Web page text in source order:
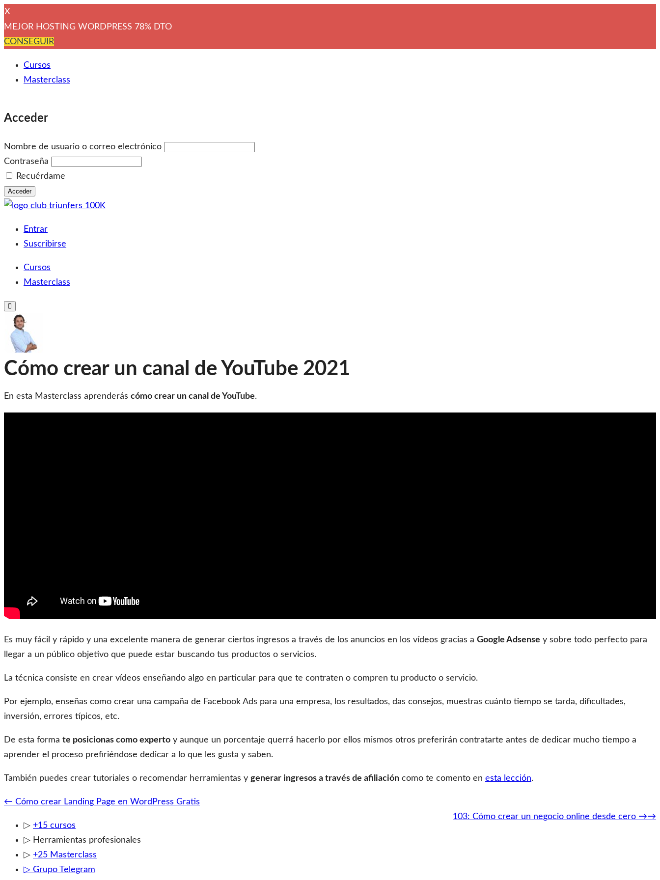
X
MEJOR HOSTING WORDPRESS 78% DTO
CONSEGUIR
Cursos
Masterclass
Acceder
Nombre de usuario o correo electrónico
Contraseña
Recuérdame
Acceder
Saltar
contenido
Club Triunfers
Club de Emprendedores Online
Entrar
Suscribirse
Cursos
Masterclass
Toggle
Mobile
Menu
Cómo crear un canal de YouTube 2021
En esta Masterclass aprenderás cómo crear un canal de YouTube.
Es muy fácil y rápido y una excelente manera de generar ciertos ingresos a través de los anuncios en los vídeos gracias a Google Adsense y sobre todo perfecto para
llegar a un público objetivo que puede estar buscando tus productos o servicios.
La técnica consiste en crear vídeos enseñando algo en particular para que te contraten o compren tu producto o servicio.
Por ejemplo, enseñas como crear una campaña de Facebook Ads para una empresa, los resultados, das consejos, muestras cuánto tiempo se tarda, dificultades,
inversión, errores típicos, etc.
De esta forma te posicionas como experto y aunque un porcentaje querrá hacerlo por ellos mismos otros preferirán contratarte antes de dedicar mucho tiempo a
aprender el proceso prefiriéndose dedicar a lo que les gusta y saben.
También puedes crear tutoriales o recomendar herramientas y generar ingresos a través de afiliación como te comento en esta lección.
Navegación
entrada
← Cómo crear Landing Page en WordPress Gratis
103: Cómo crear un negocio online desde cero
→
▷ +15 cursos
▷ Herramientas profesionales
▷ +25 Masterclass
▷ Grupo Telegram